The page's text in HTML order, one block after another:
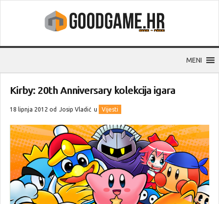
MENI
Kirby: 20th Anniversary kolekcija igara
18 lipnja 2012 od Josip Vladić u Vijesti